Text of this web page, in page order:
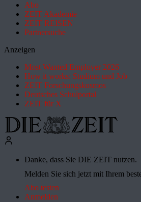
Abo
ZEIT Akademie
ZEIT REISEN
Partnersuche
Anzeigen
Most Wanted Employer 2026
How it works: Studium und Job
ZEIT Forschungskosmos
Deutsches Schulportal
ZEIT für X
Danke, dass Sie DIE ZEIT nutzen.
Melden Sie sich jetzt mit Ihrem
Abo testen
Anmelden